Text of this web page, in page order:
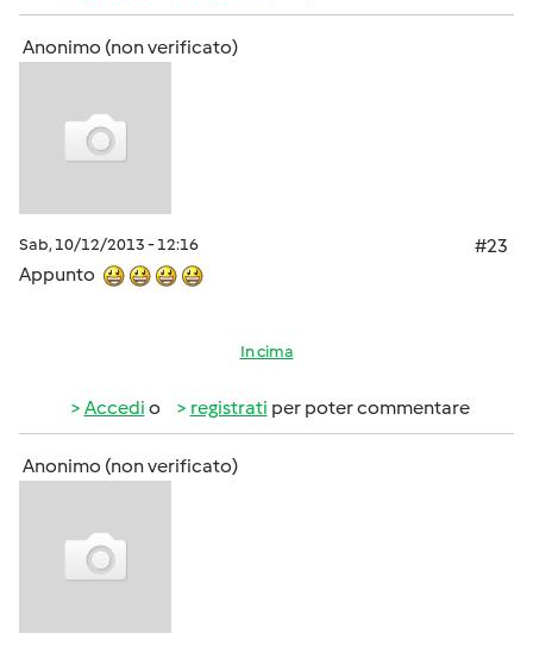
Anonimo (non verificato)
Sab, 10/12/2013 - 12:16
#23
Appunto
In cima
Accedi o registrati per poter commentare
Anonimo (non verificato)